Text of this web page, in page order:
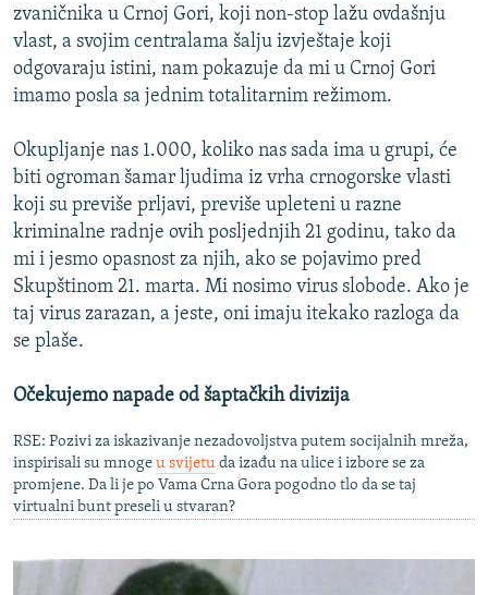
zvaničnika u Crnoj Gori, koji non-stop lažu ovdašnju
vlast, a svojim centralama šalju izvještaje koji
odgovaraju istini, nam pokazuje da mi u Crnoj Gori
imamo posla sa jednim totalitarnim režimom.
Okupljanje nas 1.000, koliko nas sada ima u grupi, će
biti ogroman šamar ljudima iz vrha crnogorske vlasti
koji su previše prljavi, previše upleteni u razne
kriminalne radnje ovih posljednjih 21 godinu, tako da
mi i jesmo opasnost za njih, ako se pojavimo pred
Skupštinom 21. marta. Mi nosimo virus slobode. Ako je
taj virus zarazan, a jeste, oni imaju itekako razloga da
se plaše.
Očekujemo napade od šaptačkih divizija
RSE: Pozivi za iskazivanje nezadovoljstva putem socijalnih mreža,
inspirisali su mnoge u svijetu da izađu na ulice i izbore se za
promjene. Da li je po Vama Crna Gora pogodno tlo da se taj
virtualni bunt preseli u stvaran?